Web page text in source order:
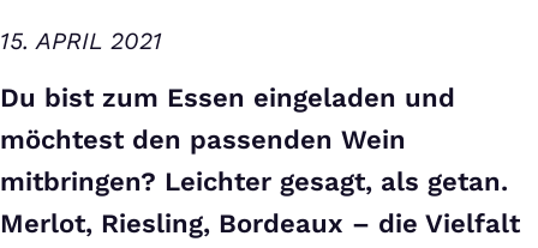
15. APRIL 2021
Du bist zum Essen eingeladen und
möchtest den passenden Wein
mitbringen? Leichter gesagt, als getan.
Merlot, Riesling, Bordeaux – die Vielfalt